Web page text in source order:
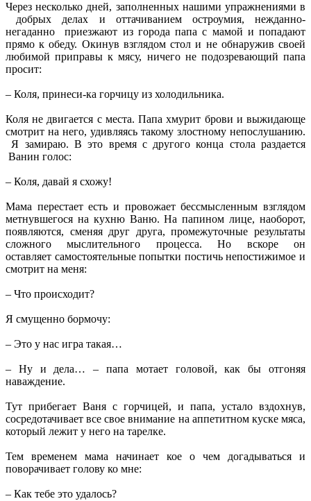
Через несколько дней, заполненных нашими упражнениями в
добрых делах и оттачиванием остроумия, нежданно-
негаданно приезжают из города папа с мамой и попадают
прямо к обеду. Окинув взглядом стол и не обнаружив своей
любимой приправы к мясу, ничего не подозревающий папа
просит:
– Коля, принеси-ка горчицу из холодильника.
Коля не двигается с места. Папа хмурит брови и выжидающе
смотрит на него, удивляясь такому злостному непослушанию.
Я замираю. В это время с другого конца стола раздается
Ванин голос:
– Коля, давай я схожу!
Мама перестает есть и провожает бессмысленным взглядом
метнувшегося на кухню Ваню. На папином лице, наоборот,
появляются, сменяя друг друга, промежуточные результаты
сложного мыслительного процесса. Но вскоре он
оставляет самостоятельные попытки постичь непостижимое и
смотрит на меня:
– Что происходит?
Я смущенно бормочу:
– Это у нас игра такая…
– Ну и дела… – папа мотает головой, как бы отгоняя
наваждение.
Тут прибегает Ваня с горчицей, и папа, устало вздохнув,
сосредотачивает все свое внимание на аппетитном куске мяса,
который лежит у него на тарелке.
Тем временем мама начинает кое о чем догадываться и
поворачивает голову ко мне:
– Как тебе это удалось?